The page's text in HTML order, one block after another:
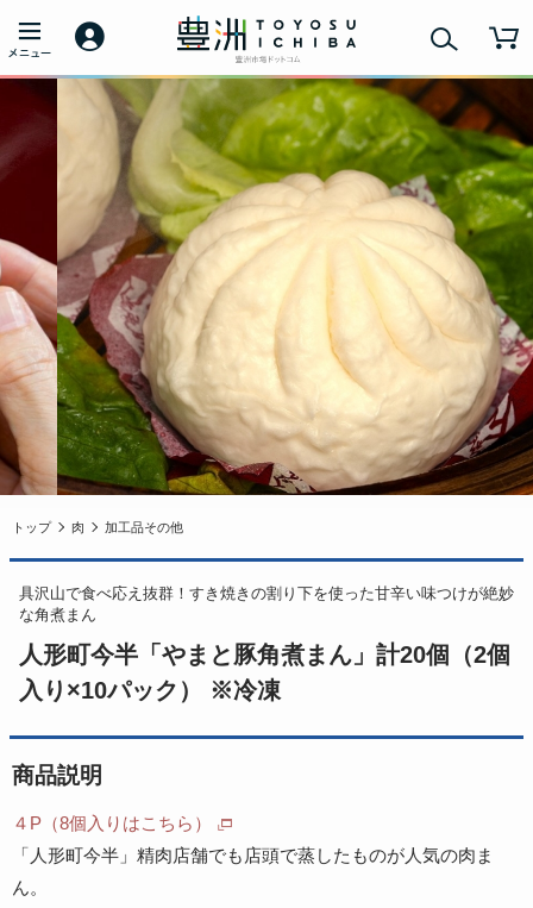
トップ 肉 加工品その他
具沢山で食べ応え抜群！すき焼きの割り下を使った甘辛い味つけが絶妙
な角煮まん
人形町今半「やまと豚角煮まん」計20個（2個
入り×10パック） ※冷凍
商品説明
４P（8個入りはこちら）
「人形町今半」精肉店舗でも店頭で蒸したものが人気の肉ま
ん。